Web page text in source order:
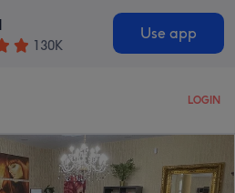
130K
Use app
LOGIN